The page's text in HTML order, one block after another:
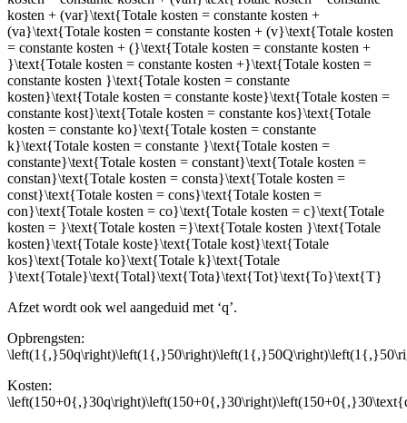
kosten + (var}\text{Totale kosten = constante kosten +
(va}\text{Totale kosten = constante kosten + (v}\text{Totale kosten
= constante kosten + (}\text{Totale kosten = constante kosten +
}\text{Totale kosten = constante kosten +}\text{Totale kosten =
constante kosten }\text{Totale kosten = constante
kosten}\text{Totale kosten = constante koste}\text{Totale kosten =
constante kost}\text{Totale kosten = constante kos}\text{Totale
kosten = constante ko}\text{Totale kosten = constante
k}\text{Totale kosten = constante }\text{Totale kosten =
constante}\text{Totale kosten = constant}\text{Totale kosten =
constan}\text{Totale kosten = consta}\text{Totale kosten =
const}\text{Totale kosten = cons}\text{Totale kosten =
con}\text{Totale kosten = co}\text{Totale kosten = c}\text{Totale
kosten = }\text{Totale kosten =}\text{Totale kosten }\text{Totale
kosten}\text{Totale koste}\text{Totale kost}\text{Totale
kos}\text{Totale ko}\text{Totale k}\text{Totale
}\text{Totale}\text{Total}\text{Tota}\text{Tot}\text{To}\text{T}
Afzet wordt ook wel aangeduid met ‘q’.
Opbrengsten:
Kosten: